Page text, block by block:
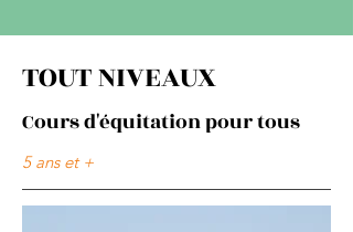
TOUT NIVEAUX
Cours d'équitation pour tous
5 ans et +